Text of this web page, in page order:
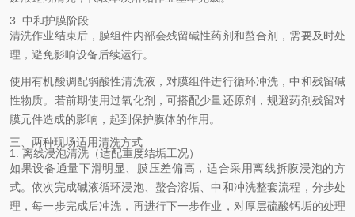
3. 中和护膜阶段
清洗作业结束后，膜组件内部会残留碱性药剂和螯合剂，需要及时处
理，避免影响设备后续运行。
使用有机酸调配弱酸性清洗液，对膜组件进行循环冲洗，中和残留碱
性物质。若前期使用过氧化剂，可搭配少量还原剂，规避药剂残留对
膜元件造成的影响，起到保护膜体的作用。
三、两种现场适用清洗方式
1. 离线浸泡清洗（适配重度结垢工况）
如果设备通量下滑明显、膜压差偏高，适合采用离线拆膜浸泡的方
式。依次完成碱液循环浸泡、螯合溶垢、中和冲洗整套流程，分步处
理，每一步完成后冲洗，再进行下一步作业，对厚层硫酸钙垢的处理